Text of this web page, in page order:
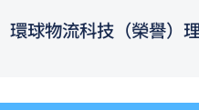
環球物流科技（榮譽）